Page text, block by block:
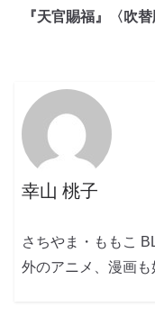
『天官賜福』〈吹
幸山 桃子
さちやま・ももこ
外のアニメ、漫画も